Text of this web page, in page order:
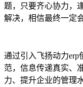
题，只要齐心协力，
解决，相信最终一定
通过引入飞扬动力
范，信息传递真实、
力、提升企业的管理